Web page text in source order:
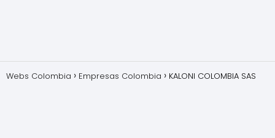
Webs Colombia Empresas Colombia KALONI COLOMBIA SAS